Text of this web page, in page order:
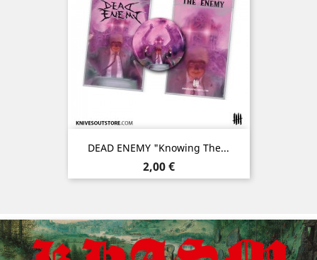
DEAD ENEMY "Knowing The...
Prix
2,00 €
Précédent